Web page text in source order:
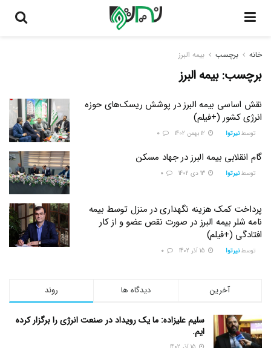
خانه برچسب بیمه البرز
برچسب:بیمه البرز
نقش اساسی بیمه البرز در پوشش ریسک‌های حوزه
انرژی کشور (+فیلم)
توسط نیرتوا
گام انقلابی بیمه البرز در جهاد مسکن
توسط نیرتوا
پرداخت کمک هزینه نگهداری در منزل توسط بیمه
نامه شلر بیمه البرز در صورت نقص عضو و از کار
افتادگی (+فیلم)
توسط نیرتوا
روند دیدگاه ها آخرین
سلیم علیزاده: ما یک رویداد در صنعت انرژی را برگزار کرده
ایم.